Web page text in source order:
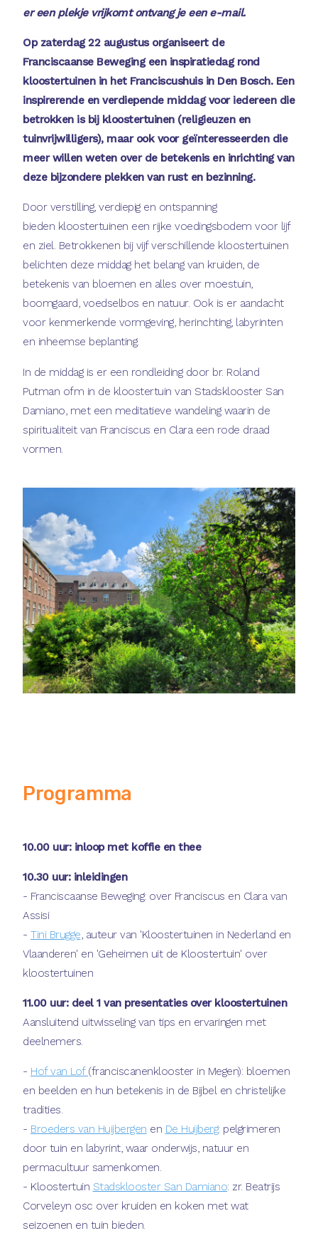
er een plekje vrijkomt ontvang je een e-mail.
Op zaterdag 22 augustus organiseert de
Franciscaanse Beweging een inspiratiedag rond
kloostertuinen in het Franciscushuis in Den Bosch. Een
inspirerende en verdiepende middag voor iedereen die
betrokken is bij kloostertuinen (religieuzen en
tuinvrijwilligers), maar ook voor geïnteresseerden die
meer willen weten over de betekenis en inrichting van
deze bijzondere plekken van rust en bezinning.
Door verstilling, verdiepig en ontspanning
bieden kloostertuinen een rijke voedingsbodem voor lijf
en ziel. Betrokkenen bij vijf verschillende kloostertuinen
belichten deze middag het belang van kruiden, de
betekenis van bloemen en alles over moestuin,
boomgaard, voedselbos en natuur. Ook is er aandacht
voor kenmerkende vormgeving, herinchting, labyrinten
en inheemse beplanting.
In de middag is er een rondleiding door br. Roland
Putman ofm in de kloostertuin van Stadsklooster San
Damiano, met een meditatieve wandeling waarin de
spiritualiteit van Franciscus en Clara een rode draad
vormen.
Programma
10.00 uur: inloop met koffie en thee
10.30 uur: inleidingen
- Franciscaanse Beweging: over Franciscus en Clara van
Assisi
- Tini Brugge, auteur van 'Kloostertuinen in Nederland en
Vlaanderen' en 'Geheimen uit de Kloostertuin' over
kloostertuinen
11.00 uur: deel 1 van presentaties over kloostertuinen
Aansluitend uitwisseling van tips en ervaringen met
deelnemers.
- Hof van Lof (franciscanenklooster in Megen): bloemen
en beelden en hun betekenis in de Bijbel en christelijke
tradities.
- Broeders van Huijbergen en De Huijberg: pelgrimeren
door tuin en labyrint, waar onderwijs, natuur en
permacultuur samenkomen.
- Kloostertuin Stadsklooster San Damiano: zr. Beatrijs
Corveleyn osc over kruiden en koken met wat
seizoenen en tuin bieden.